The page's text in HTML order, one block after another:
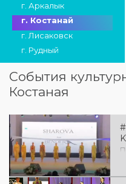
г. Аркалык
г. Костанай
г. Лисаковск
г. Рудный
События
Костаная